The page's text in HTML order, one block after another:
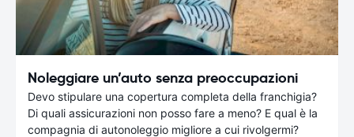
Noleggiare un’auto senza preoccupazioni
Devo stipulare una copertura completa della franchigia?
Di quali assicurazioni non posso fare a meno? E qual è la
compagnia di autonoleggio migliore a cui rivolgermi?